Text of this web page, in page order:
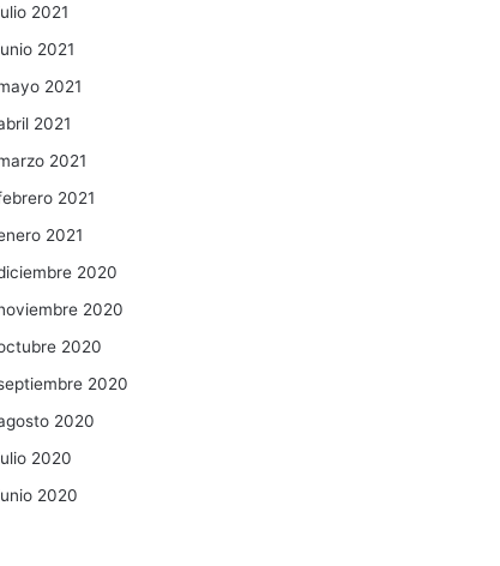
2021
2021
2021
2021
2021
2021
2021
2020
2020
2020
2020
2020
2020
2020